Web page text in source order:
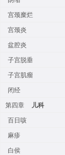
宫颈糜烂
宫颈炎
盆腔炎
子宫脱垂
子宫肌瘤
闭经
第四章
儿科
百日咳
麻疹
白侯